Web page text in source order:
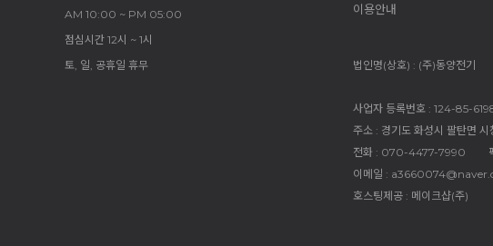
AM 10:00 ~ PM 05:00
점심시간 12시 ~ 1시
토, 일, 공휴일 휴무
이용안내
법인명(상호) : (주)동양전기
사업자 등록번호 : 124-85-
주소 : 경기도 화성시 팔탄면
전화 : 070-4477-7990
이메일 :
호스팅제공 : 메이크샵(주)